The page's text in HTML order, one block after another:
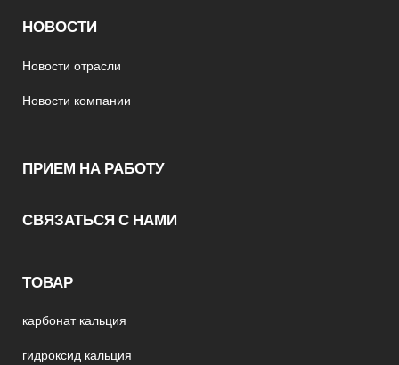
НОВОСТИ
Новости отрасли
Новости компании
ПРИЕМ НА РАБОТУ
СВЯЗАТЬСЯ С НАМИ
ТОВАР
карбонат кальция
гидроксид кальция